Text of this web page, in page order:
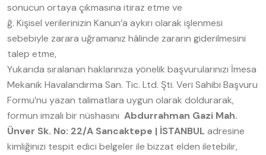
sonucun ortaya çıkmasına itiraz etme ve
ğ. Kişisel verilerinizin Kanun’a aykırı olarak işlenmesi
sebebiyle zarara uğramanız hâlinde zararın giderilmesini
talep etme,
Yukarıda sıralanan haklarınıza yönelik başvurularınızı İmesa
Mekanik Havalandırma San. Tic. Ltd. Şti. Veri Sahibi Başvuru
Formu’nu yazan talimatlara uygun olarak doldurarak,
formun imzalı bir nüshasını Abdurrahman Gazi Mah.
Ünver Sk. No: 22/A Sancaktepe | İSTANBUL adresine
kimliğinizi tespit edici belgeler ile bizzat elden iletebilir,